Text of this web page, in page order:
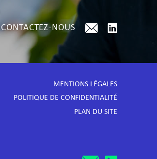
CONTACTEZ-NOUS
MENTIONS LÉGALES
POLITIQUE DE CONFIDENTIALITÉ
PLAN DU SITE